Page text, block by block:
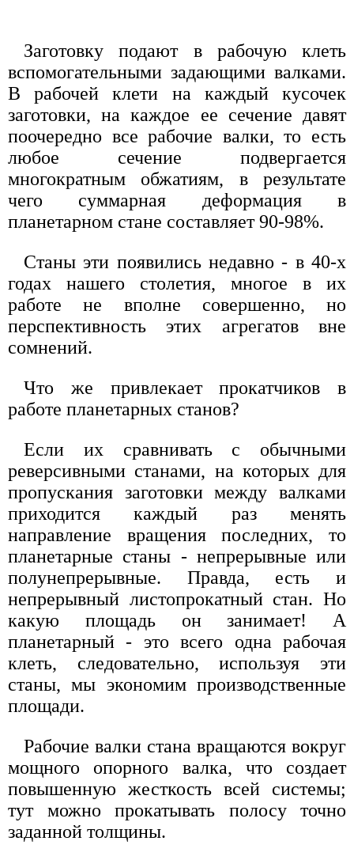
Заготовку подают в рабочую клеть
вспомогательными задающими валками.
В рабочей клети на каждый кусочек
заготовки, на каждое ее сечение давят
поочередно все рабочие валки, то есть
любое сечение подвергается
многократным обжатиям, в результате
чего суммарная деформация в
планетарном стане составляет 90-98%.
Станы эти появились недавно - в 40-х
годах нашего столетия, многое в их
работе не вполне совершенно, но
перспективность этих агрегатов вне
сомнений.
Что же привлекает прокатчиков в
работе планетарных станов?
Если их сравнивать с обычными
реверсивными станами, на которых для
пропускания заготовки между валками
приходится каждый раз менять
направление вращения последних, то
планетарные станы - непрерывные или
полунепрерывные. Правда, есть и
непрерывный листопрокатный стан. Но
какую площадь он занимает! А
планетарный - это всего одна рабочая
клеть, следовательно, используя эти
станы, мы экономим производственные
площади.
Рабочие валки стана вращаются вокруг
мощного опорного валка, что создает
повышенную жесткость всей системы;
тут можно прокатывать полосу точно
заданной толщины.